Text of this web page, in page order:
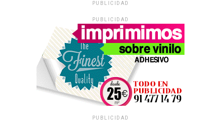
PUBLICIDAD
PUBLICIDAD
PUBLICIDAD